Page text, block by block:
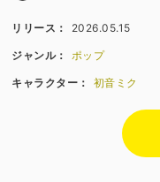
リリース： 2026.05.15
ジャンル： ポップ
キャラクター： 初音ミク